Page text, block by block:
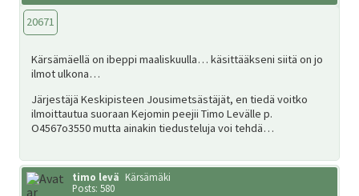
20671
Kärsämäellä on ibeppi maaliskuulla… käsittääkseni siitä on jo
ilmot ulkona…
Järjestäjä Keskipisteen Jousimetsästäjät, en tiedä voitko
ilmoittautua suoraan Kejomin peejii Timo Levälle p.
O4567o3550 mutta ainakin tiedusteluja voi tehdä…
timo levä Kärsämäki
Posts: 580